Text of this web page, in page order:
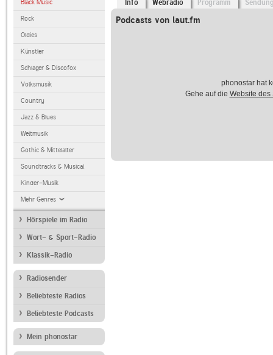
Black Music
Rock
Oldies
Künstler
Schlager & Discofox
Volksmusik
Country
Jazz & Blues
Weltmusik
Gothic & Mittelalter
Soundtracks & Musical
Kinder-Musik
Mehr Genres
Hörspiele im Radio
Wort- & Sport-Radio
Klassik-Radio
Radiosender
Beliebteste Radios
Beliebteste Podcasts
Mein phonostar
Info Webradio Programm
Podcasts von laut.fm
phonostar hat
Gehe auf die Website des